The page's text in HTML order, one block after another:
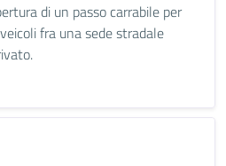
di un passo carrabile per
fra una sede stradale